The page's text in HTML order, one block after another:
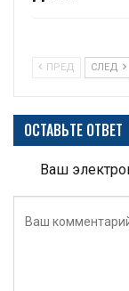
ПРЕД СЛЕД
ОСТАВЬТЕ ОТВЕТ
Ваш